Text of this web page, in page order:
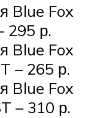
Blue Fox
295 р.
Blue Fox
– 265 р.
Blue Fox
– 310 р.